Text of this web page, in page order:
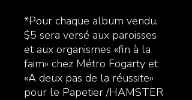
*Pour chaque album vendu,
$5 sera versé aux paroisses
et aux organismes «fin à la
faim» chez Métro Fogarty et
«A deux pas de la réussite»
pour le Papetier /HAMSTER